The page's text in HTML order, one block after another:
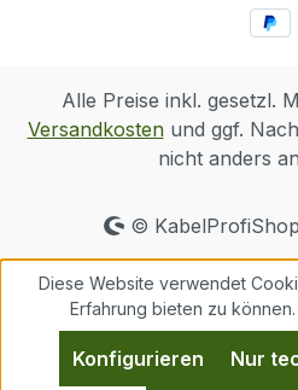
Alle Preise inkl. gesetzl.
Versandkostenund ggf.
nicht anders
©
Diese Website verwendet
Erfahrung bieten zu können.
Nur
Konfigurieren